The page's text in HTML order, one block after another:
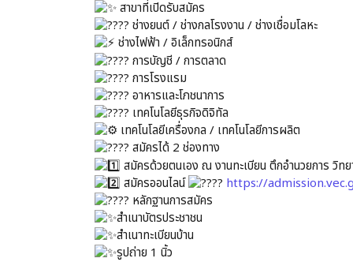
สาขาที่เปิดรับสมัคร
ช่างยนต์ / ช่างกลโรงงาน / ช่างเชื่อมโลหะ
ช่างไฟฟ้า / อิเล็กทรอนิกส์
การบัญชี / การตลาด
การโรงแรม
อาหารและโภชนาการ
เทคโนโลยีธุรกิจดิจิทัล
เทคโนโลยีเครื่องกล / เทคโนโลยีการผลิต
สมัครได้ 2 ช่องทาง
สมัครด้วยตนเอง ณ งานทะเบียน ตึกอำนวยการ วิท
สมัครออนไลน์
https://
หลักฐานการสมัคร
สำเนาบัตรประชาชน
สำเนาทะเบียนบ้าน
รูปถ่าย 1 นิ้ว